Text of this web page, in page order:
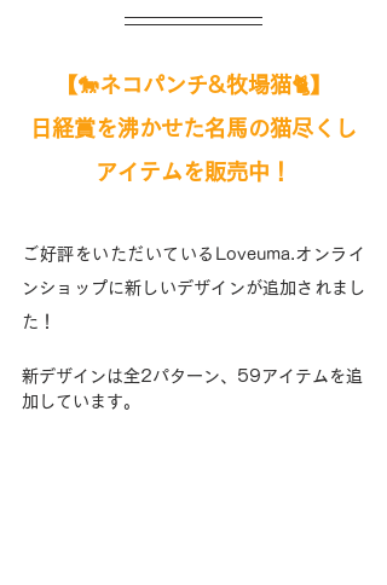
【🐎ネコパンチ&牧場猫🐈】
日経賞を沸かせた名馬の猫尽くし
アイテムを販売中！
ご好評をいただいているLoveuma.オンライ
ンショップに新しいデザインが追加されまし
た！
新デザインは全2パターン、59アイテムを追
加しています。